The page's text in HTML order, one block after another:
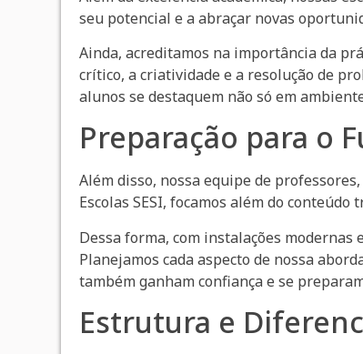
seu potencial e a abraçar novas
Ainda, acreditamos na importância da
crítico, a criatividade e a resolução de
alunos se destaquem não só em
Preparação para o
Além disso, nossa equipe de
Escolas SESI, focamos além do
Dessa forma, com instalações
Planejamos cada aspecto de nossa
também ganham confiança e se
Estrutura e